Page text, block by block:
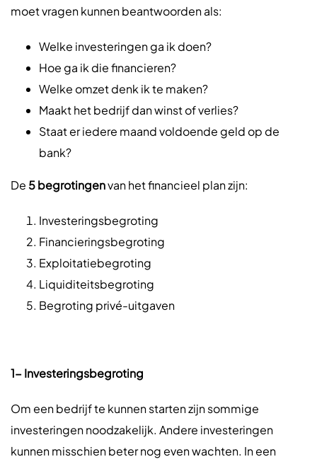
moet vragen kunnen beantwoorden als:
Welke investeringen ga ik doen?
Hoe ga ik die financieren?
Welke omzet denk ik te maken?
Maakt het bedrijf dan winst of verlies?
Staat er iedere maand voldoende geld op de
bank?
De 5 begrotingenvan het financieel plan zijn:
Investeringsbegroting
Financieringsbegroting
Exploitatiebegroting
Liquiditeitsbegroting
Begroting privé-uitgaven
1- Investeringsbegroting
Om een bedrijf te kunnen starten zijn sommige
investeringen noodzakelijk. Andere investeringen
kunnen misschien beter nog even wachten. In een